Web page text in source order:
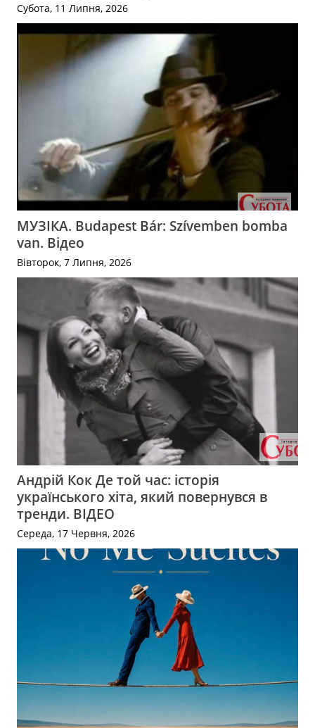
Субота, 11 Липня, 2026
МУЗІКА. Budapest Bár: Szívemben bomba
van. Відео
Вівторок, 7 Липня, 2026
Андрій Кок Де той час: історія
українського хіта, який повернувся в
тренди. ВІДЕО
Середа, 17 Червня, 2026